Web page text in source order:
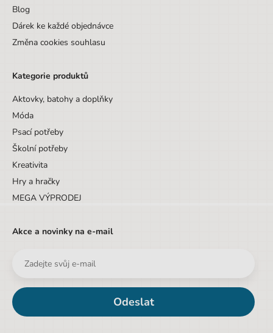
Blog
Dárek ke každé objednávce
Změna cookies souhlasu
Kategorie produktů
Aktovky, batohy a doplňky
Móda
Psací potřeby
Školní potřeby
Kreativita
Hry a hračky
MEGA VÝPRODEJ
Akce a novinky na e-mail
Odeslat